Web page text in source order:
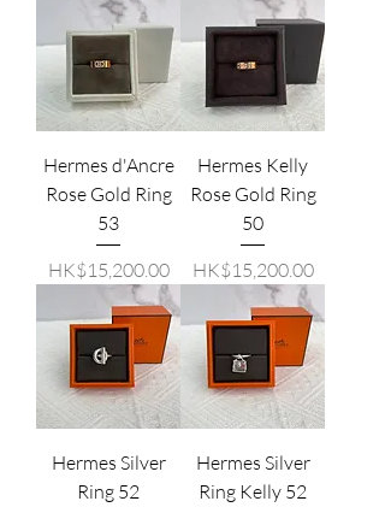
Hermes d'Ancre
Rose Gold Ring
53
價格
HK$15,200.00
Hermes Kelly
Rose Gold Ring
50
價格
HK$15,200.00
Hermes Silver
Ring 52
Hermes Silver
Ring Kelly 52